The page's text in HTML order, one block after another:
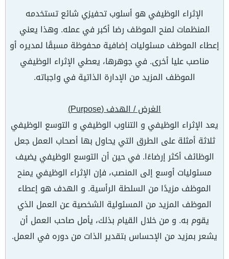
الإثراء الوظيفي هو أسلوب تحفيزي شائع تستخدمه
المنظمات لمنح الموظف رضا أكبر في عمله. وهذا يعني
إعطاء الموظف مسئوليات إضافية محفوظة مسبقًا لمديره أو
مناصب عليا أخرى. في جوهرها، يعطي الإثراء الوظيفي
الموظف المزيد من الإدارة الذاتية في واجباته.
الغرض / الهدف (Purpose
)
يعد الإثراء الوظيفي و التناوب الوظيفي و التوسع الوظيفي
ثلاثة أمثلة على الطرق التي يحاول بها أصحاب العمل جعل
الوظائف أكثر إرضاءًا. في حين أن التوسع الوظيفي يضيف
مسئوليات أوسع إلى المنصب، فإن الإثراء الوظيفي يمنح
الموظف مزيدًا من السلطة الرأسية. و الهدف هو إعطاء
الموظف المزيد من المسئولية الشخصية عن العمل الذي
يقوم به. و من خلال القيام بذلك، يأمل صاحب العمل أن
يشعر بمزيد من الإحساس بتقدير الذات من دوره في العمل.